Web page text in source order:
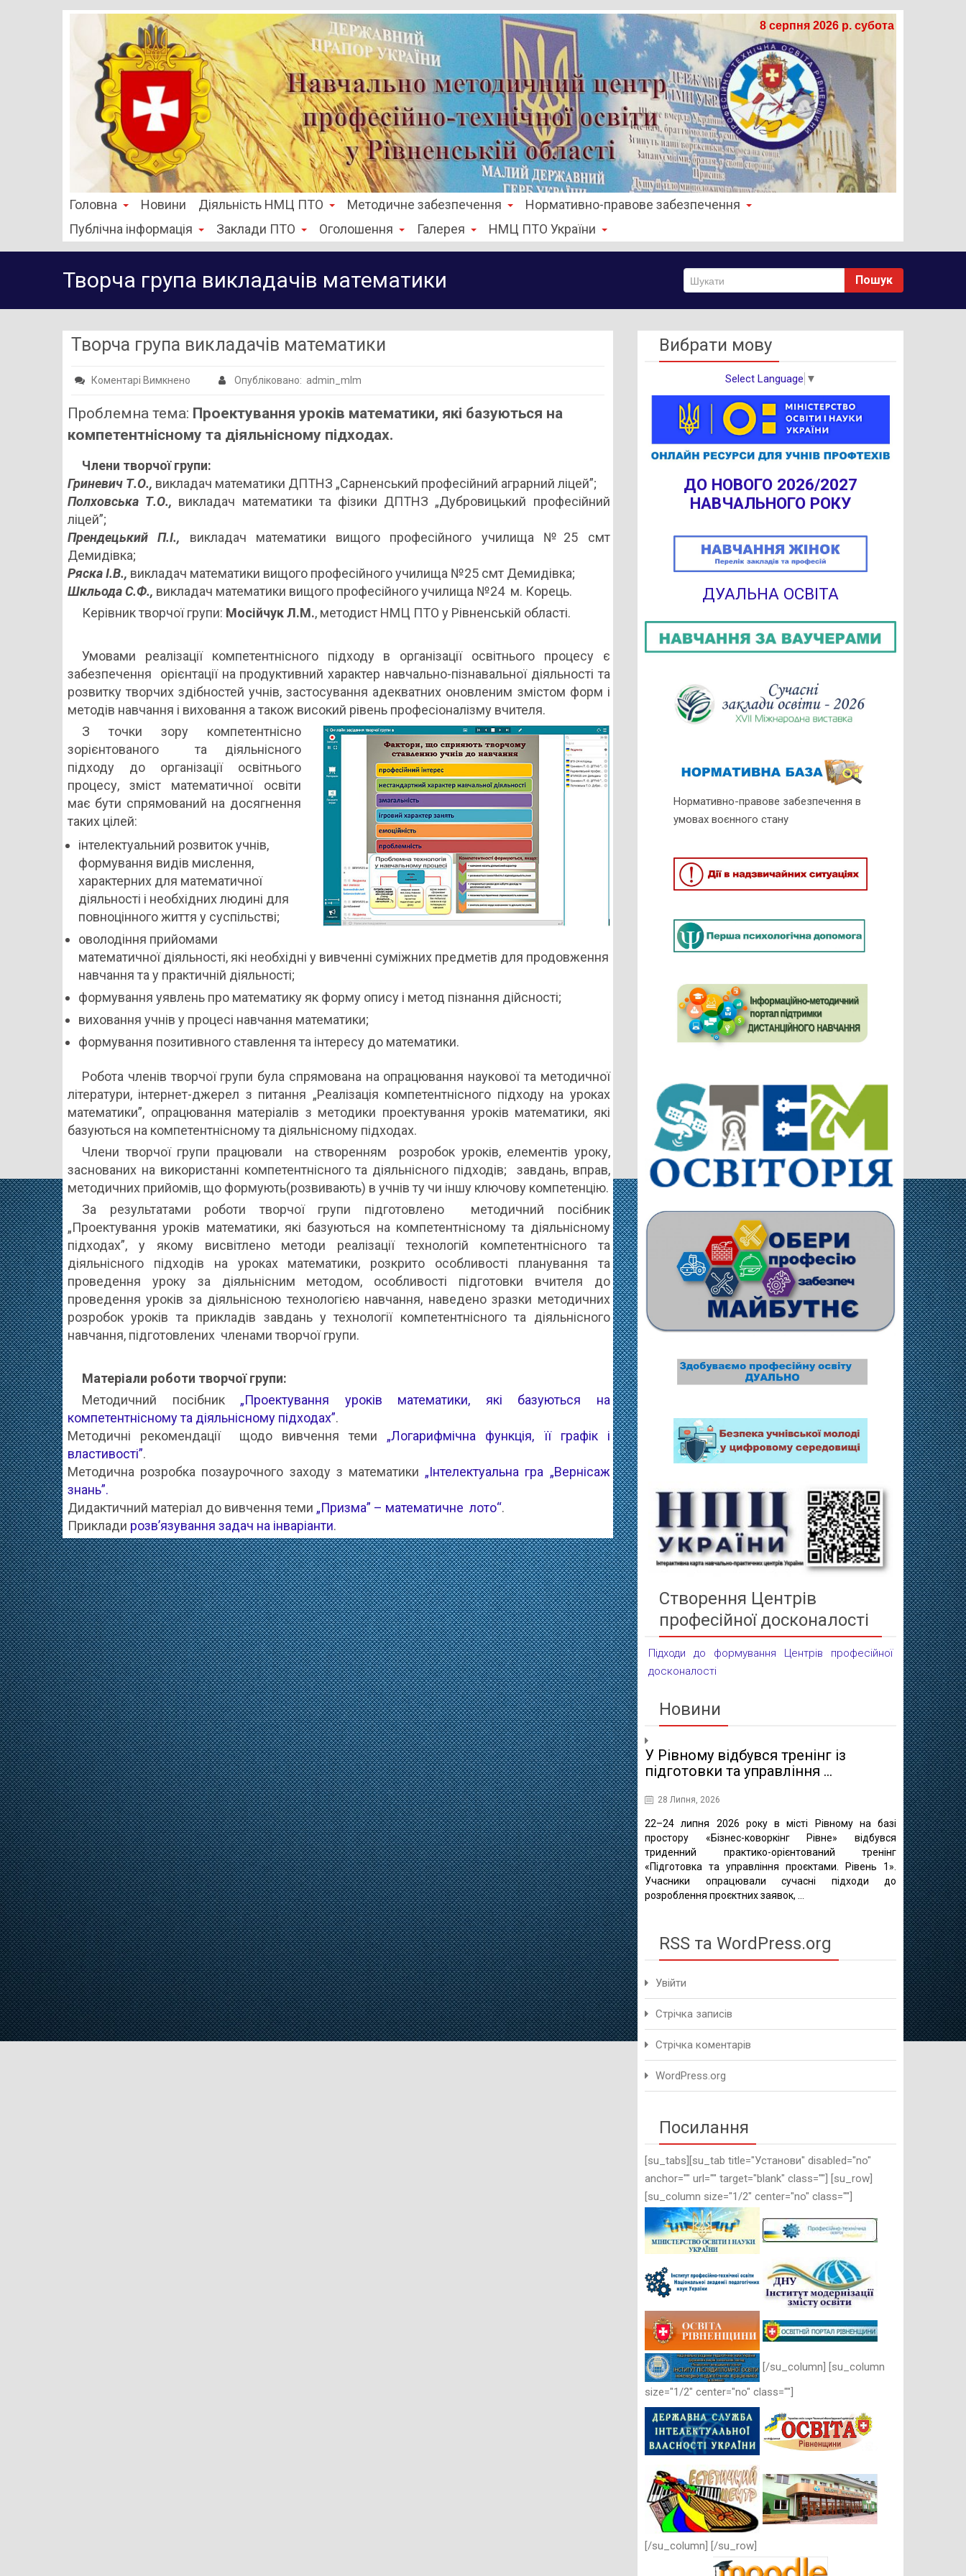
8 серпня 2026 р. субота
Головна Новини Діяльність НМЦ ПТО Методичне забезпечення
Нормативно-правове забезпечення
Публічна інформація
Заклади ПТО Оголошення Галерея НМЦ ПТО України
Творча група викладачів математики Пошук
Творча група викладачів математики
Коментарі Вимкнено
група
викладачів
Опубліковано: admin_mlm
Проблемна тема: Проектування уроків математики, які базуються на
компетентнісному та діяльнісному підходах.
Члени творчої групи:
Гриневич Т.О., викладач математики ДПТНЗ „Сарненський професійний аграрний ліцей”;
Полховська Т.О., викладач математики та фізики ДПТНЗ „Дубровицький професійний
ліцей”;
Прендецький П.І., викладач математики вищого професійного училища №25 смт
Демидівка;
Ряска І.В., викладач математики вищого професійного училища №25 смт Демидівка;
Шкльода С.Ф., викладач математики вищого професійного училища №24 м. Корець.
Керівник творчої групи: Мосійчук Л.М., методист НМЦ ПТО у Рівненській області.
Умовами реалізації компетентнісного підходу в організації освітнього процесу є
забезпечення орієнтації на продуктивний характер навчально-пізнавальної діяльності та
розвитку творчих здібностей учнів, застосування адекватних оновленим змістом форм і
методів навчання і виховання а також високий рівень професіоналізму вчителя.
З точки зору компетентнісно
зорієнтованого та діяльнісного
підходу до організації освітнього
процесу, зміст математичної освіти
має бути спрямований на досягнення
таких цілей:
інтелектуальний розвиток учнів,
формування видів мислення,
характерних для математичної
діяльності і необхідних людині для
повноцінного життя у суспільстві;
оволодіння прийомами
математичної діяльності, які необхідні у вивченні суміжних предметів для продовження
навчання та у практичній діяльності;
формування уявлень про математику як форму опису і метод пізнання дійсності;
виховання учнів у процесі навчання математики;
формування позитивного ставлення та інтересу до математики.
Робота членів творчої групи була спрямована на опрацювання наукової та методичної
літератури, інтернет-джерел з питання „Реалізація компетентнісного підходу на уроках
математики”, опрацювання матеріалів з методики проектування уроків математики, які
базуються на компетентнісному та діяльнісному підходах.
Члени творчої групи працювали на створенням розробок уроків, елементів уроку,
заснованих на використанні компетентнісного та діяльнісного підходів; завдань, вправ,
методичних прийомів, що формують(розвивають) в учнів ту чи іншу ключову компетенцію.
За результатами роботи творчої групи підготовлено методичний посібник
„Проектування уроків математики, які базуються на компетентнісному та діяльнісному
підходах”, у якому висвітлено методи реалізації технологій компетентнісного та
діяльнісного підходів на уроках математики, розкрито особливості планування та
проведення уроку за діяльнісним методом, особливості підготовки вчителя до
проведення уроків за діяльнісною технологією навчання, наведено зразки методичних
розробок уроків та прикладів завдань у технології компетентнісного та діяльнісного
навчання, підготовлених членами творчої групи.
Матеріали роботи творчої групи:
Методичний посібник „Проектування уроків математики, які базуються на
компетентнісному та діяльнісному підходах”.
Методичні рекомендації щодо вивчення теми „Логарифмічна функція, її графік і
властивості”.
Методична розробка позаурочного заходу з математики „Інтелектуальна гра „Вернісаж
знань”.
Дидактичний матеріал до вивчення теми „Призма” – математичне лото“.
Приклади розв’язування задач на інваріанти.
Вибрати мову
Select Language ▼
ДО НОВОГО 2026/2027
НАВЧАЛЬНОГО РОКУ
ДУАЛЬНА ОСВІТА
Нормативно-правове забезпечення в
умовах воєнного стану
Створення Центрів
професійної досконалості
Підходи до формування Центрів професійної
досконалості
Новини
У Рівному відбувся тренінг із
підготовки та управління ...
28 Липня, 2026
22–24 липня 2026 року в місті Рівному на базі
простору «Бізнес-коворкінг Рівне» відбувся
триденний практико-орієнтований тренінг
«Підготовка та управління проєктами. Рівень 1».
Учасники опрацювали сучасні підходи до
розроблення проєктних заявок, ...
освіти
16 Липня,
10 липня в
відбулася
міста Рівне
методичного
RSS та WordPress.org
Увійти
Стрічка записів
Стрічка коментарів
WordPress.org
Посилання
[su_tabs][su_tab title="Установи" disabled="no"
anchor="" url="" target="blank" class=""] [su_row]
[su_column size="1/2" center="no" class=""]
[/su_column] [su_column
size="1/2" center="no" class=""]
[/su_column] [/su_row]